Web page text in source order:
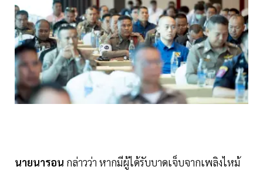
นายนารอน กล่าวว่า หากมีผู้ได้รับบาดเจ็บจากเพลิงไหม้